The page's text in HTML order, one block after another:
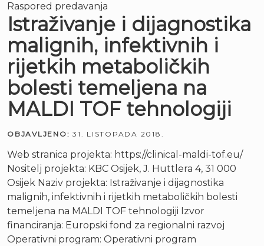
Raspored predavanja
Istraživanje i dijagnostika
malignih, infektivnih i
rijetkih metaboličkih
bolesti temeljena na
MALDI TOF tehnologiji
OBJAVLJENO: 31. LISTOPADA 2018.
Web stranica projekta: https://clinical-maldi-tof.eu/
Nositelj projekta: KBC Osijek, J. Huttlera 4, 31 000
Osijek Naziv projekta: Istraživanje i dijagnostika
malignih, infektivnih i rijetkih metaboličkih bolesti
temeljena na MALDI TOF tehnologiji Izvor
financiranja: Europski fond za regionalni razvoj
Operativni program: Operativni program